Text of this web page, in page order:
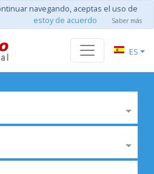
navegando, aceptas el uso de
estoy de acuerdo Saber más
ES